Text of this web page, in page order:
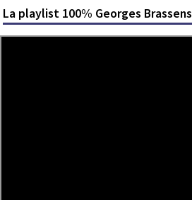
La playlist 100% Georges Brassens